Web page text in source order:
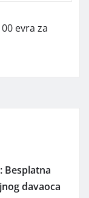
evra za
Besplatna
davaoca